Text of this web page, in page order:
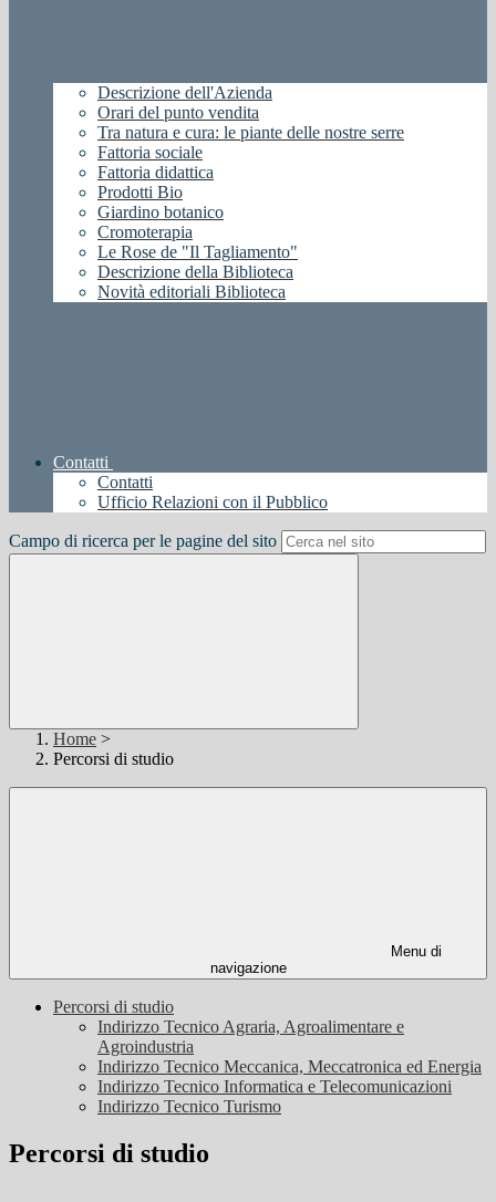
Descrizione dell'Azienda
Orari del punto vendita
Tra natura e cura: le piante delle nostre serre
Fattoria sociale
Fattoria didattica
Prodotti Bio
Giardino botanico
Cromoterapia
Le Rose de "Il Tagliamento"
Descrizione della Biblioteca
Novità editoriali Biblioteca
Contatti
Contatti
Ufficio Relazioni con il Pubblico
Campo di ricerca per le pagine del sito
Home >
Percorsi di studio
Menu di
navigazione
Percorsi di studio
Indirizzo Tecnico Agraria, Agroalimentare e
Agroindustria
Indirizzo Tecnico Meccanica, Meccatronica ed Energia
Indirizzo Tecnico Informatica e Telecomunicazioni
Indirizzo Tecnico Turismo
Percorsi di studio